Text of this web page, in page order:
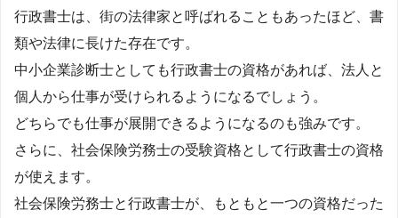
行政書士は、街の法律家と呼ばれることもあったほど、書
類や法律に長けた存在です。
中小企業診断士としても行政書士の資格があれば、法人と
個人から仕事が受けられるようになるでしょう。
どちらでも仕事が展開できるようになるのも強みです。
さらに、社会保険労務士の受験資格として行政書士の資格
が使えます。
社会保険労務士と行政書士が、もともと一つの資格だった